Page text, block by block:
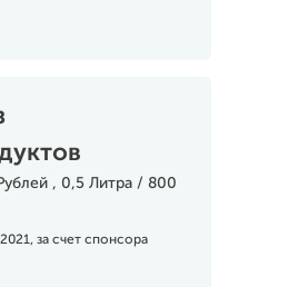
, 0,5 Литра / 800
за счет спонсора